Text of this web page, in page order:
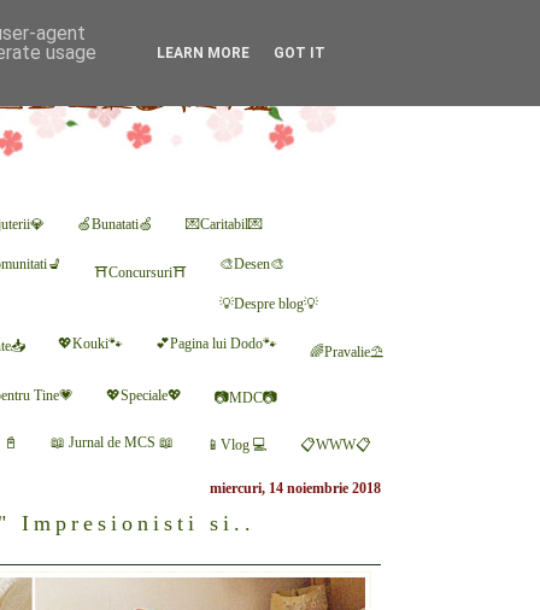
🍏Bunatati🍏 💌Caritabil💌
⛩Concursuri⛩ 🎨Desen🎨
💡Despre blog💡
💖Kouki🐾 💕Pagina lui Dodo🐾 🌈Pravalie⛱
Tine💗 💖Speciale💖 📷MDC📷
📖 Jurnal de MCS 📖 📱Vlog 💻 📋WWW📋
miercuri, 14 noiembrie 2018
Impresionisti si..
agent
usage
LEARN MORE GOT IT